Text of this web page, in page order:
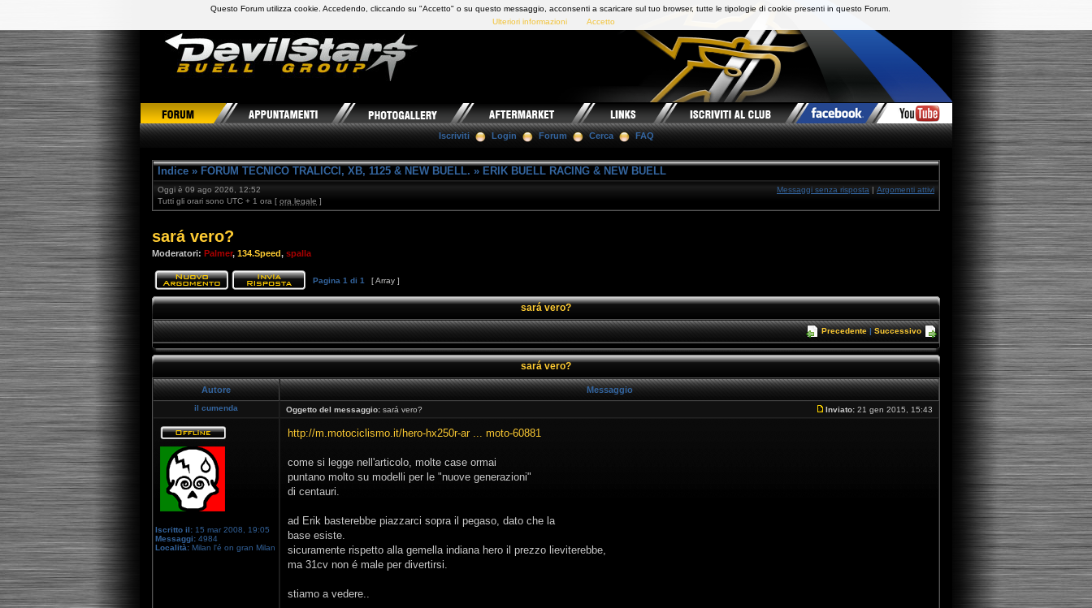
DevilStars Club Buell Italia
Iscriviti Login Forum Cerca FAQ
Indice » FORUM TECNICO TRALICCI, XB, 1125 & NEW BUELL. » ERIK BUELL RACING & NEW BUELL
Oggi è 09 ago 2026, 12:52
Tutti gli orari sono UTC + 1 ora [ ora legale ]
Messaggi senza risposta | Argomenti attivi
sará vero?
Moderatori: Palmer, 134.Speed, spalla
Pagina 1 di 1 [ Array ]
sará vero?
Precedente| Successivo
sará vero?
Autore Messaggio
il cumenda Oggetto del messaggio: sará vero? Inviato: 21 gen 2015, 15:43
Iscritto il: 15 mar 2008, 19:05
Messaggi: 4984
Località: Milan l'é on gran Milan
http://m.motociclismo.it/hero-hx250r-ar ... moto-60881
come si legge nell'articolo, molte case ormai
puntano molto su modelli per le "nuove generazioni"
di centauri.
ad Erik basterebbe piazzarci sopra il pegaso, dato che la
base esiste.
sicuramente rispetto alla gemella indiana hero il prezzo lieviterebbe,
ma 31cv non é male per divertirsi.
stiamo a vedere..
Questo Forum utilizza cookie. Accedendo, cliccando su "Accetto" o su questo messaggio, acconsenti a scaricare sul tuo browser, tutte le tipologie di cookie presenti in questo Forum.
Ulteriori informazioni
Accetto